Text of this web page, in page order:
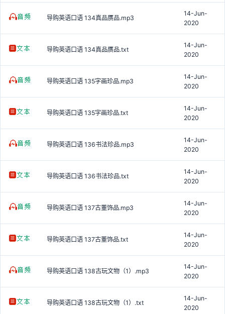
导购英语口语 134真品赝品.mp3
14-Jun-
2020
导购英语口语 134真品赝品.txt
14-Jun-
2020
导购英语口语 135字画珍品.mp3
14-Jun-
2020
导购英语口语 135字画珍品.txt
14-Jun-
2020
导购英语口语 136书法珍品.mp3
14-Jun-
2020
导购英语口语 136书法珍品.txt
14-Jun-
2020
导购英语口语 137古董饰品.mp3
14-Jun-
2020
导购英语口语 137古董饰品.txt
14-Jun-
2020
导购英语口语 138古玩文物（1）.mp3
14-Jun-
2020
导购英语口语 138古玩文物（1）.txt
14-Jun-
2020